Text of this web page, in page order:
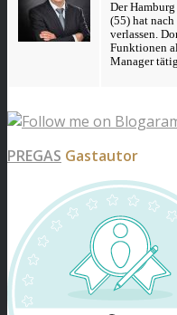
Der
(55) hat nach
verlassen.
Funktionen
Manager
PREGAS Gastautor